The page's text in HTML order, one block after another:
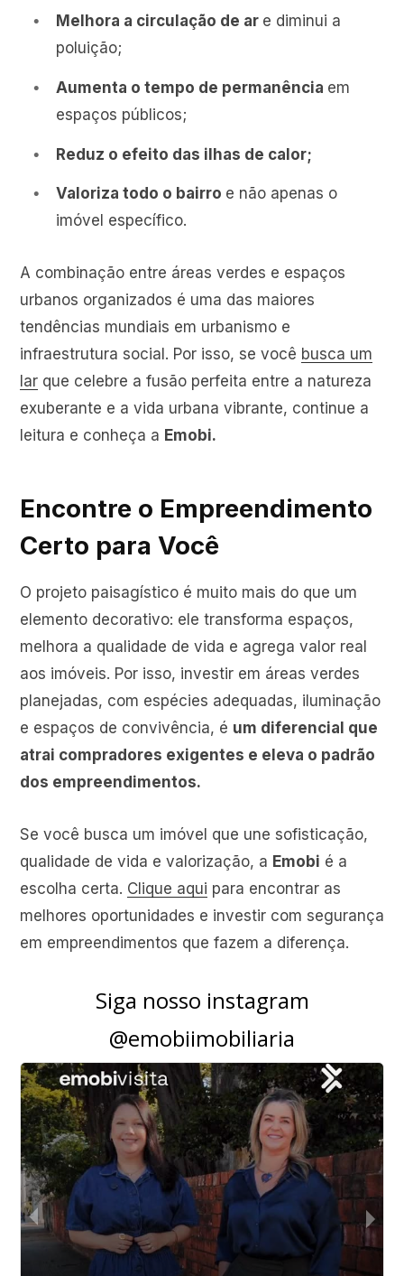
Melhora a circulação de ar e diminui a
poluição;
Aumenta o tempo de permanência em
espaços públicos;
Reduz o efeito das ilhas de calor;
Valoriza todo o bairro e não apenas o
imóvel específico.
A combinação entre áreas verdes e espaços
urbanos organizados é uma das maiores
tendências mundiais em urbanismo e
infraestrutura social. Por isso, se você busca um
lar que celebre a fusão perfeita entre a natureza
exuberante e a vida urbana vibrante, continue a
leitura e conheça a Emobi.
Encontre o Empreendimento
Certo para Você
O projeto paisagístico é muito mais do que um
elemento decorativo: ele transforma espaços,
melhora a qualidade de vida e agrega valor real
aos imóveis. Por isso, investir em áreas verdes
planejadas, com espécies adequadas, iluminação
e espaços de convivência, é um diferencial que
atrai compradores exigentes e eleva o padrão
dos empreendimentos.
Se você busca um imóvel que une sofisticação,
qualidade de vida e valorização, a Emobi é a
escolha certa. Clique aqui para encontrar as
melhores oportunidades e investir com segurança
em empreendimentos que fazem a diferença.